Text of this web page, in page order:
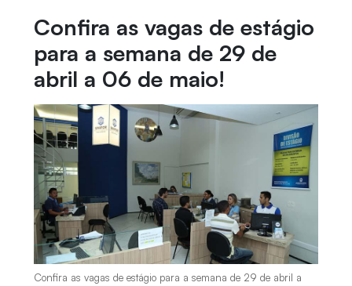
Confira as vagas de estágio
para a semana de 29 de
abril a 06 de maio!
Confira as vagas de estágio para a semana de 29 de abril a